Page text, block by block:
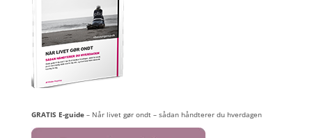
GRATIS E-guide– Når livet gør ondt – sådan håndterer du hverdagen